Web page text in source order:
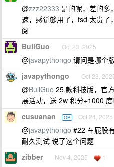
@zzz22333 是的呢，差的多
速，感觉够用了，fsd 太贵
阅
BullGuo Oct 23, 2025
@javapythongo 请问是哪个
javapythongo Oct 23,
@BullGuo 25 款科技版，官
展活动，送 2w 积分+1000
cusuanan OP Oct 24, 2025
@javapythongo #22 车屁股
耐久测试 说了这个问题
zibber Nov 4, 2025 1